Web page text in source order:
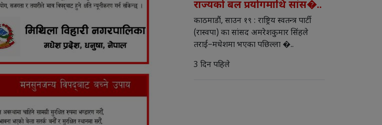
राज्यको बल प्रयोगमाथि सांस�..
काठमाडौं, साउन १९ : राष्ट्रिय स्वतन्त्र पार्टी
(रास्वपा) का सांसद अमरेशकुमार सिंहले
तराई–मधेशमा भएका पछिल्ला �..
3 दिन पहिले